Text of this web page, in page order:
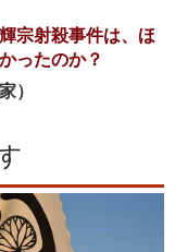
宗射殺事件は、ほ
ったのか？
）